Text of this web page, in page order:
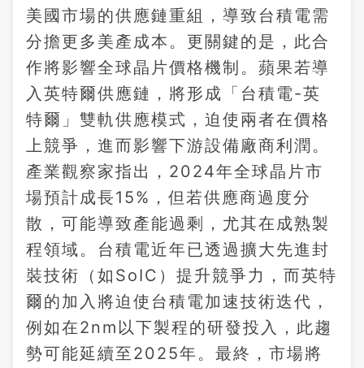
美國市場的供應鏈重組，導致台積電需
分擔更多美產成本。更關鍵的是，此合
作將影響全球晶片價格機制。蘋果若導
入英特爾供應鏈，將形成「台積電-英
特爾」雙軌供應模式，迫使兩者在價格
上競爭，進而影響下游設備廠商利潤。
產業觀察家指出，2024年全球晶片市
場預計成長15%，但若供應商過度分
散，可能導致產能過剩，尤其在成熟製
程領域。台積電近年已透過擴大先進封
裝技術（如SoIC）提升競爭力，而英特
爾的加入將迫使台積電加速技術迭代，
例如在2nm以下製程的研發投入，此趨
勢可能延續至2025年。最終，市場將